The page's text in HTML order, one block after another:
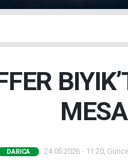
DARICA 24.05.2026 - 11:20,